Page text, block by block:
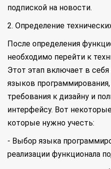
подпиской на новости.
2. Определение
После определения
необходимо перейти к
Этот этап включает в себя
языков
требования к дизайну и
интерфейсу. Вот
которые нужно учесть:
- Выбор языка
реализации функционала